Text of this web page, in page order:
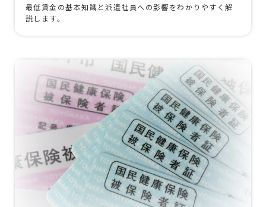
最低賃金の基本知識と派遣社員への影響をわかりやすく解
説します。